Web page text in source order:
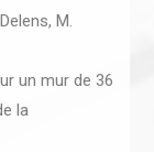
M.
un mur de 36
la